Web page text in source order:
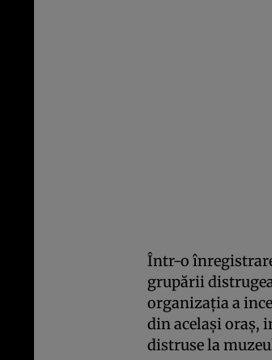
Într-o
grupării
organizaţia a
din acelaşi oraş,
distruse la